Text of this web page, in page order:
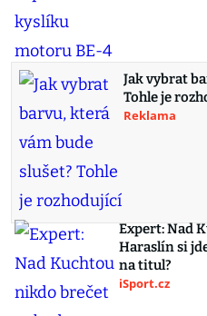
Jak vybrat
Tohle je
Reklama
Expert: Nad
Haraslín si
na titul?
iSport.cz